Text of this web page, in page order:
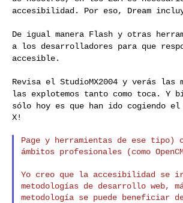
accesibilidad. Por eso, Dream
De igual manera Flash y otras
a los desarrolladores para que
accesible.
Revisa el StudioMX2004 y verás
las explotemos tanto como toca. Y
sólo hoy es que han ido cogiendo el
X!
Page y herramientas de ese tipo)
ámbitos profesionales (como
Yo creo que la accesibilidad se
metodologías de desarrollo web,
metodología se puede beneficiar